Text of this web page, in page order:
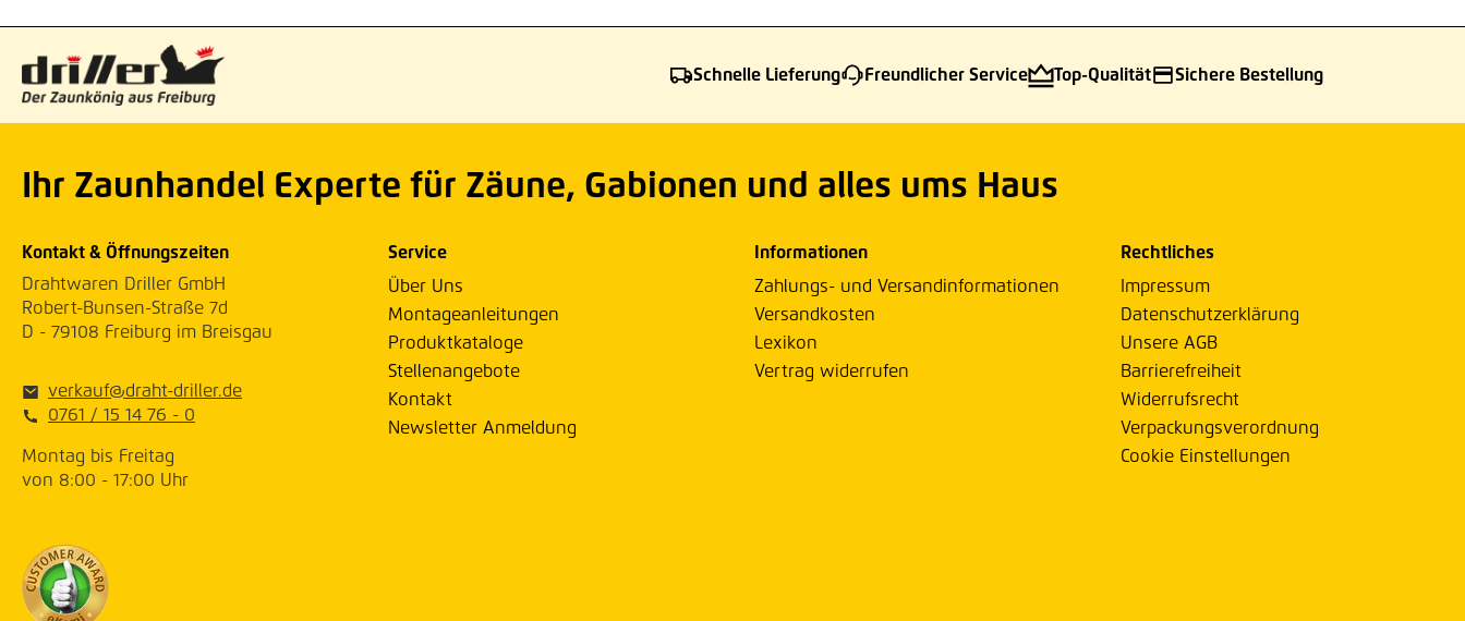
Schnelle Lieferung Freundlicher Service Top-Qualität Sichere Bestellung
Ihr Zaunhandel Experte für Zäune, Gabionen und alles ums Haus
Kontakt & Öffnungszeiten
Drahtwaren Driller GmbH
Robert-Bunsen-Straße 7d
D - 79108 Freiburg im Breisgau
verkauf@draht-driller.de
0761 / 15 14 76 - 0
Montag bis Freitag
von 8:00 - 17:00 Uhr
Service
Über Uns
Montageanleitungen
Produktkataloge
Stellenangebote
Kontakt
Newsletter Anmeldung
Informationen
Zahlungs- und Versandinformationen
Versandkosten
Lexikon
Vertrag widerrufen
Rechtliches
Impressum
Datenschutzerklärung
Unsere AGB
Barrierefreiheit
Widerrufsrecht
Verpackungsverordnung
Cookie Einstellungen